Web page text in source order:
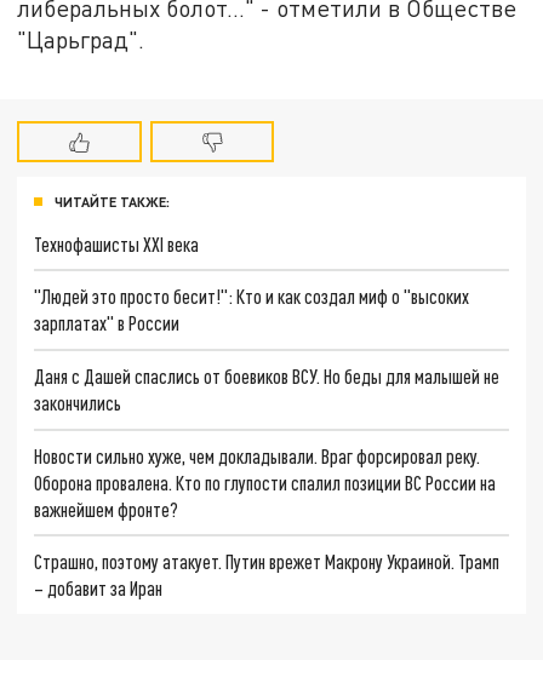
либеральных болот..." - отметили в Обществе
"Царьград".
ЧИТАЙТЕ ТАКЖЕ:
Технофашисты XXI века
"Людей это просто бесит!": Кто и как создал миф о "высоких
зарплатах" в России
Даня с Дашей спаслись от боевиков ВСУ. Но беды для малышей не
закончились
Новости сильно хуже, чем докладывали. Враг форсировал реку.
Оборона провалена. Кто по глупости спалил позиции ВС России на
важнейшем фронте?
Страшно, поэтому атакует. Путин врежет Макрону Украиной. Трамп
– добавит за Иран